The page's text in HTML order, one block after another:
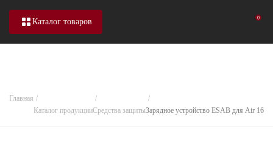
Каталог товаров 0
Главная
Каталог продукцииСредства защитыЗарядное устройство ESAB для Air 160/